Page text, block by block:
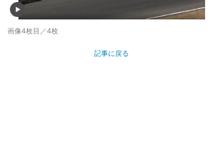
画像4枚目／4枚
記事に戻る